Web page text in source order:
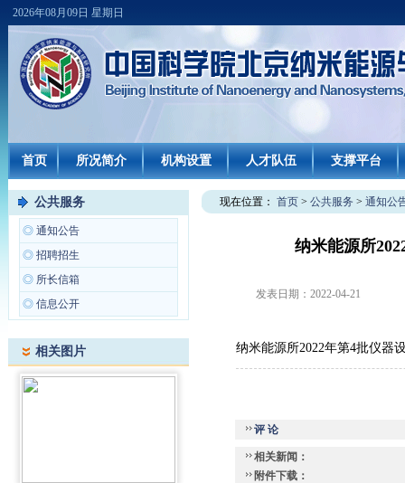
2026年08月09日 星期日
首页 所况简介 机构设置 人才队伍 支撑平台
公共服务
◎ 通知公告
◎ 招聘招生
◎ 所长信箱
◎ 信息公开
相关图片
现在位置： 首页> 公共服务 > 通知公
纳米能源所
发表日期： 2022-04-21
纳米能源所2022年第4批仪器
评 论
相关新闻：
附件下载：